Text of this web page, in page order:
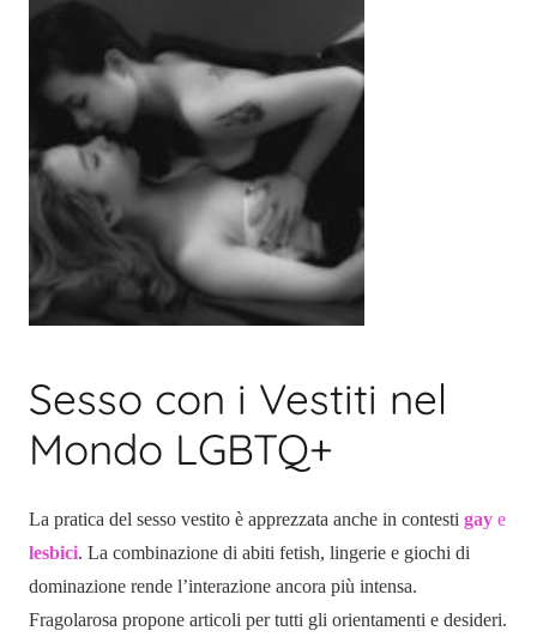
Sesso con i Vestiti nel
Mondo LGBTQ+
La pratica del sesso vestito è apprezzata anche in contesti gay e
lesbici. La combinazione di abiti fetish, lingerie e giochi di
dominazione rende l’interazione ancora più intensa.
Fragolarosa propone articoli per tutti gli orientamenti e desideri.